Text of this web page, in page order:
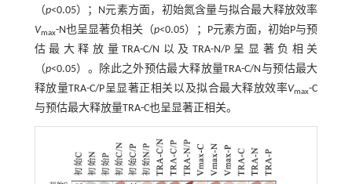
（p<0.05）；N元素方面，初始氮含量与拟合最大释放效率
Vmax-N也呈显著负相关（p<0.05）；P元素方面，初始P与预
估最大释放量TRA-C/N以及TRA-N/P呈显著负相关
（p<0.05）。除此之外预估最大释放量TRA-C/N与预估最大
释放量TRA-C/P呈显著正相关以及拟合最大释放效率Vmax-C
与预估最大释放量TRA-C也呈显著正相关。